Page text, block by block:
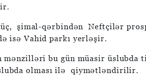
şimal-qərbindən Neftçilər
isə Vahid parkı yerləşir.
bu gün müasir
olması ilə qiymətləndirilir.